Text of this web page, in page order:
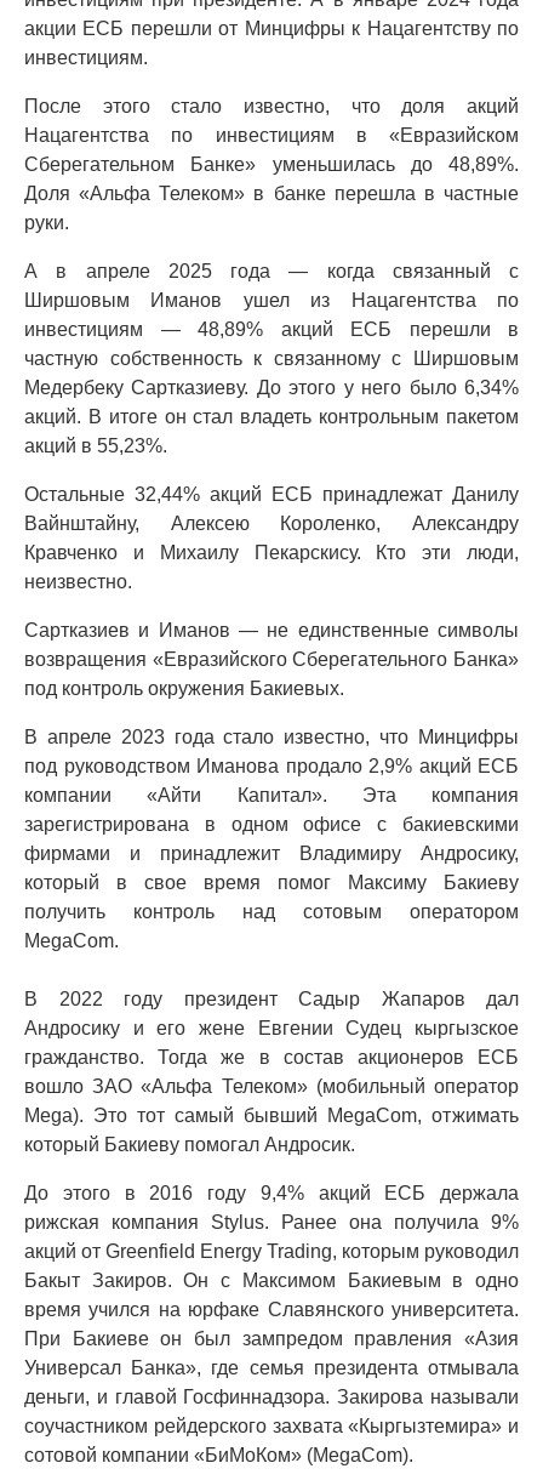
акции ЕСБ перешли от Минцифры к Нацагентству по
инвестициям.
После этого стало известно, что доля акций
Нацагентства по инвестициям в «Евразийском
Сберегательном Банке» уменьшилась до 48,89%.
Доля «Альфа Телеком» в банке перешла в частные
руки.
А в апреле 2025 года — когда связанный с
Ширшовым Иманов ушел из Нацагентства по
инвестициям — 48,89% акций ЕСБ перешли в
частную собственность к связанному с Ширшовым
Медербеку Сартказиеву. До этого у него было 6,34%
акций. В итоге он стал владеть контрольным пакетом
акций в 55,23%.
Остальные 32,44% акций ЕСБ принадлежат Данилу
Вайнштайну, Алексею Короленко, Александру
Кравченко и Михаилу Пекарскису. Кто эти люди,
неизвестно.
Сартказиев и Иманов — не единственные символы
возвращения «Евразийского Сберегательного Банка»
под контроль окружения Бакиевых.
В апреле 2023 года стало известно, что Минцифры
под руководством Иманова продало 2,9% акций ЕСБ
компании «Айти Капитал». Эта компания
зарегистрирована в одном офисе с бакиевскими
фирмами и принадлежит Владимиру Андросику,
который в свое время помог Максиму Бакиеву
получить контроль над сотовым оператором
MegaCom.
В 2022 году президент Садыр Жапаров дал
Андросику и его жене Евгении Судец кыргызское
гражданство. Тогда же в состав акционеров ЕСБ
вошло ЗАО «Альфа Телеком» (мобильный оператор
Mega). Это тот самый бывший MegaCom, отжимать
который Бакиеву помогал Андросик.
До этого в 2016 году 9,4% акций ЕСБ держала
рижская компания Stylus. Ранее она получила 9%
акций от Greenfield Energy Trading, которым руководил
Бакыт Закиров. Он с Максимом Бакиевым в одно
время учился на юрфаке Славянского университета.
При Бакиеве он был зампредом правления «Азия
Универсал Банка», где семья президента отмывала
деньги, и главой Госфиннадзора. Закирова называли
соучастником рейдерского захвата «Кыргызтемира» и
сотовой компании «БиМоКом» (MegaCom).